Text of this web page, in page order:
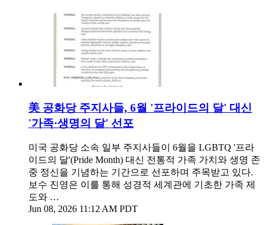
美 공화당 주지사들, 6월 '프라이드의 달' 대신
'가족·생명의 달' 선포
미국 공화당 소속 일부 주지사들이 6월을 LGBTQ '프라
이드의 달'(Pride Month) 대신 전통적 가족 가치와 생명 존
중 정신을 기념하는 기간으로 선포하며 주목받고 있다.
보수 진영은 이를 통해 성경적 세계관에 기초한 가족 제
도와 …
Jun 08, 2026 11:12 AM PDT